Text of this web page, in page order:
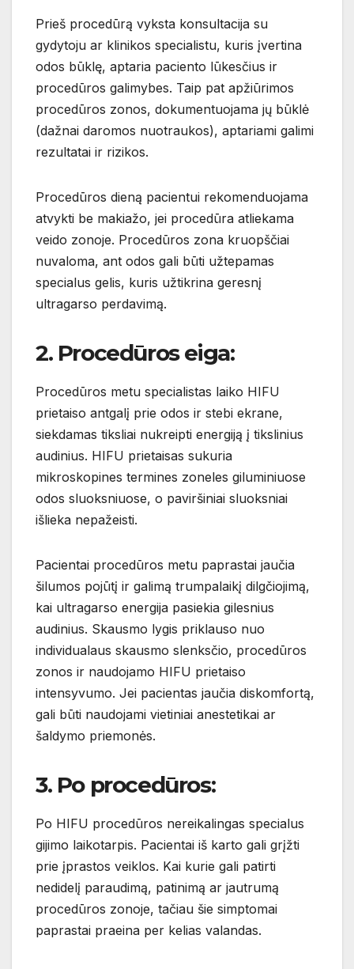
Prieš procedūrą vyksta konsultacija su
gydytoju ar klinikos specialistu, kuris įvertina
odos būklę, aptaria paciento lūkesčius ir
procedūros galimybes. Taip pat apžiūrimos
procedūros zonos, dokumentuojama jų būklė
(dažnai daromos nuotraukos), aptariami galimi
rezultatai ir rizikos.
Procedūros dieną pacientui rekomenduojama
atvykti be makiažo, jei procedūra atliekama
veido zonoje. Procedūros zona kruopščiai
nuvaloma, ant odos gali būti užtepamas
specialus gelis, kuris užtikrina geresnį
ultragarso perdavimą.
2. Procedūros eiga:
Procedūros metu specialistas laiko HIFU
prietaiso antgalį prie odos ir stebi ekrane,
siekdamas tiksliai nukreipti energiją į tikslinius
audinius. HIFU prietaisas sukuria
mikroskopines termines zoneles giluminiuose
odos sluoksniuose, o paviršiniai sluoksniai
išlieka nepažeisti.
Pacientai procedūros metu paprastai jaučia
šilumos pojūtį ir galimą trumpalaikį dilgčiojimą,
kai ultragarso energija pasiekia gilesnius
audinius. Skausmo lygis priklauso nuo
individualaus skausmo slenksčio, procedūros
zonos ir naudojamo HIFU prietaiso
intensyvumo. Jei pacientas jaučia diskomfortą,
gali būti naudojami vietiniai anestetikai ar
šaldymo priemonės.
3. Po procedūros:
Po HIFU procedūros nereikalingas specialus
gijimo laikotarpis. Pacientai iš karto gali grįžti
prie įprastos veiklos. Kai kurie gali patirti
nedidelį paraudimą, patinimą ar jautrumą
procedūros zonoje, tačiau šie simptomai
paprastai praeina per kelias valandas.